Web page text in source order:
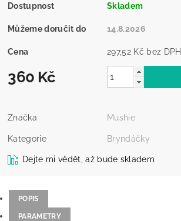
Dostupnost Skladem
Můžeme doručit do 14.8.2026
Cena 297,52 Kč bez DPH
360 Kč
Značka Mushie
Kategorie Bryndáčky
Dejte mi vědět, až bude skladem
POPIS
PARAMETRY